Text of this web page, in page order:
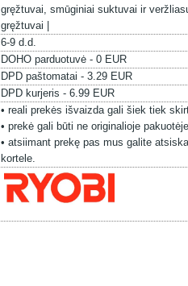
gręžtuvai, smūginiai suktuvai ir
gręžtuvai |
6-9 d.d.
DOHO parduotuvė - 0 EUR
DPD paštomatai - 3.29 EUR
DPD kurjeris - 6.99 EUR
• reali prekės išvaizda gali šiek tiek
• prekė gali būti ne originalioje
• atsiimant prekę pas mus galite
kortele.